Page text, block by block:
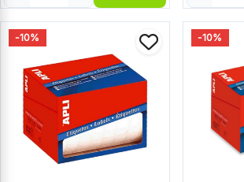
-10% -10%